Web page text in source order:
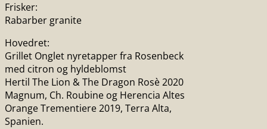
Frisker:
Rabarber granite
Hovedret:
Grillet Onglet nyretapper fra Rosenbeck
med citron og hyldeblomst
Hertil The Lion & The Dragon Rosè 2020
Magnum, Ch. Roubine og Herencia Altes
Orange Trementiere 2019, Terra Alta,
Spanien.